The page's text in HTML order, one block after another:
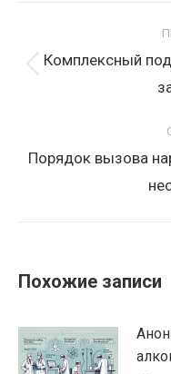
записям
Комплексный
Порядок вызова
Похожие записи